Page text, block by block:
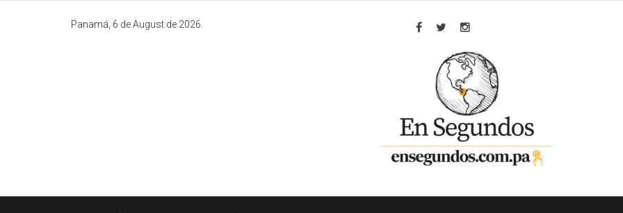
Panamá, 6 de August de 2026.
Facebook
TwitterInstagram